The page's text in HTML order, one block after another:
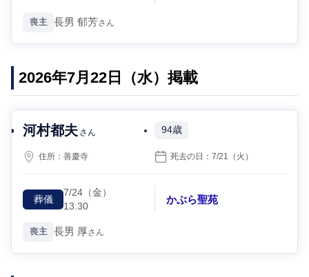
喪主 長男 郁芳さん
2026年7月22日（水）掲載
河村都夫 さん 94歳
住所：善慶寺 死去の日：7/21 （火）
葬儀
7/24 （金）
13:30
かぶら聖苑
喪主 長男 厚さん